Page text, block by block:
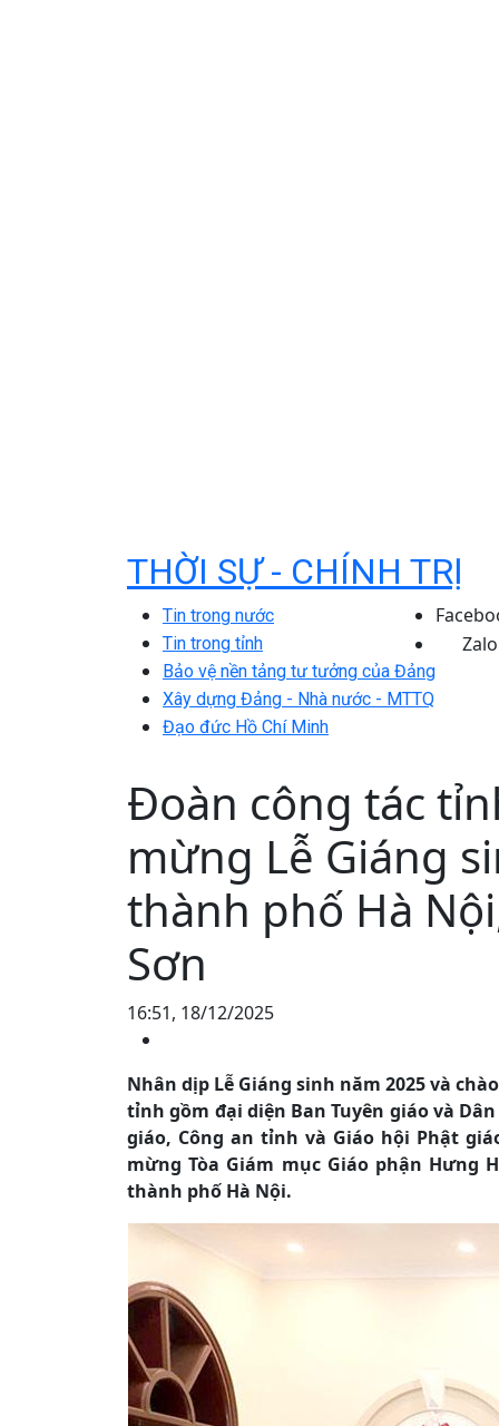
THỜI SỰ - CHÍNH TRỊ
Tin trong nước
Tin trong tỉnh
Bảo vệ nền tảng tư tưởng của Đảng
Xây dựng Đảng - Nhà nước - MTTQ
Đạo đức Hồ Chí Minh
Zalo
Đoàn công tác
mừng Lễ Giáng
thành phố Hà
Sơn
16:51, 18/12/2025
Nhân dịp Lễ Giáng sinh năm 2025 và
tỉnh gồm đại diện Ban Tuyên giáo và
giáo, Công an tỉnh và Giáo hội Phật
mừng Tòa Giám mục Giáo phận Hưng
thành phố Hà Nội.